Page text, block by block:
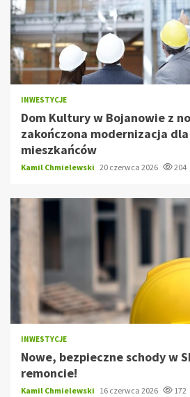
INWESTYCJE
Dom Kultury w Bojanowie z
zakończona modernizacja
mieszkańców
Kamil Chmielewski 20 czerwca 2026 204
INWESTYCJE
Nowe, bezpieczne schody w
remoncie!
Kamil Chmielewski 16 czerwca 2026 172